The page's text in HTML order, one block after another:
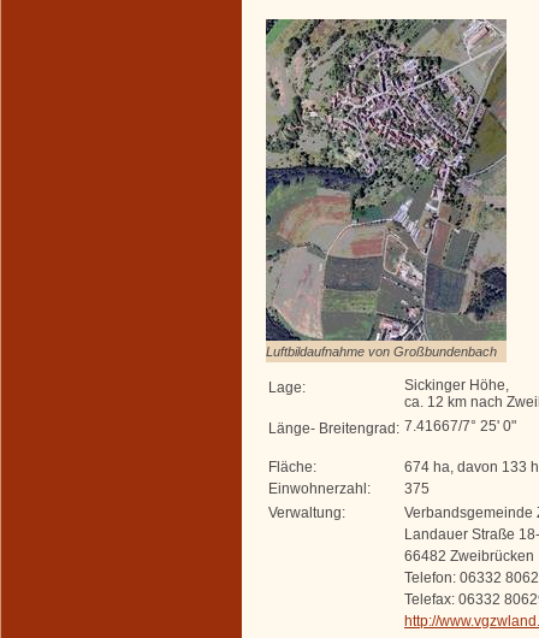
Luftbildaufnahme von Großbundenbach
Lage:
Sickinger Höhe,
ca. 12 km nach
Länge- Breitengrad: 7.41667/7° 25' 0"
Fläche:
674 ha, davon 133
Einwohnerzahl:
375
Verwaltung:
Verbandsgemeinde
Landauer Straße
66482 Zweibrücken
Telefon: 06332
Telefax: 06332
http://